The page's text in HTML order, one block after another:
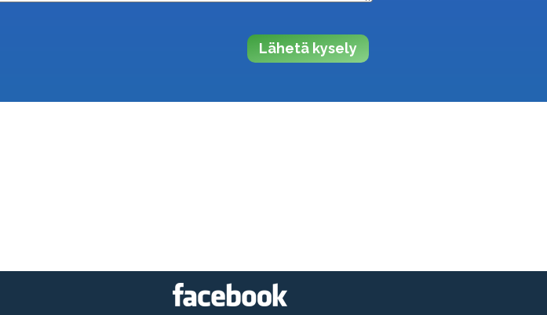
Lähetä kysely